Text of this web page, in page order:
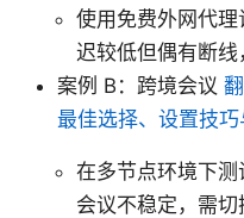
使用免费外网代
迟较低但偶有断
案例 B：跨境会议
最佳选择、设置技
在多节点环境下
会议不稳定，需